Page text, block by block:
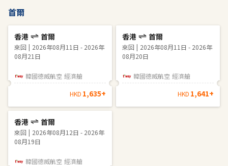
首爾
香港 首爾
來回
2026年08月11日 - 2026年
08月21日
韓國德威航空 經濟艙
HKD 1,635+
香港 首爾
來回
2026年08月11日 - 2026年
08月20日
韓國德威航空 經濟艙
HKD 1,641+
香港 首爾
來回
2026年08月12日 - 2026年
08月19日
韓國德威航空 經濟艙